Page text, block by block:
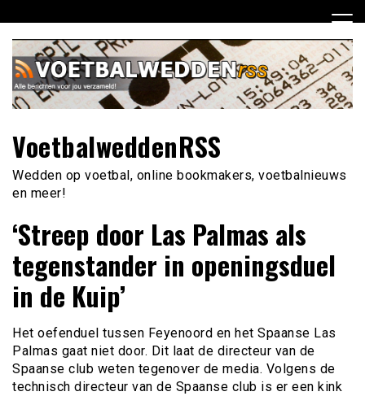
naar
inhoud
VoetbalweddenRSS
Wedden op voetbal, online bookmakers, voetbalnieuws
en meer!
‘Streep door Las Palmas als
tegenstander in openingsduel
in de Kuip’
Het oefenduel tussen Feyenoord en het Spaanse Las
Palmas gaat niet door. Dit laat de directeur van de
Spaanse club weten tegenover de media. Volgens de
technisch directeur van de Spaanse club is er een kink